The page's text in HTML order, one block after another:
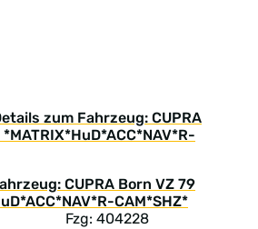
zum Fahrzeug: CUPRA
Fzg: 404228